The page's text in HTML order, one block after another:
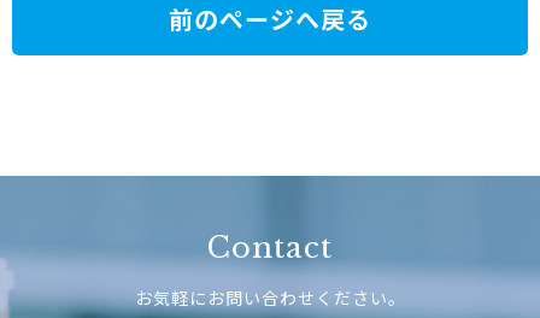
前のページへ戻る
Contact
お気軽にお問い合わせください。